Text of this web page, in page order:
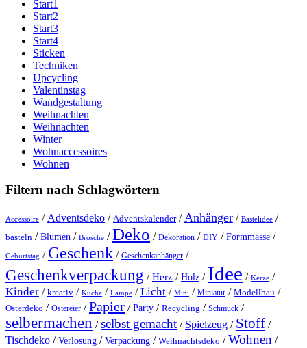
Start1
Start2
Start3
Start4
Sticken
Techniken
Upcycling
Valentinstag
Wandgestaltung
Weihnachten
Weihnachten
Winter
Wohnaccessoires
Wohnen
Filtern nach Schlagwörtern
Accessoire / Adventsdeko / Adventskalender/Anhänger / Bastelidee /
basteln /Blumen / Brosche /Deko / Dekoration / DIY /Formmasse /
Geburtstag / Geschenk / Geschenkanhänger /
Geschenkverpackung /Herz /Holz / Idee / Kerze /
Kinder / kreativ / Küche / Lampe /Licht / Mini / Miniatur / Modellbau /
Osterdeko / Ostereier /Papier /Party / Recycling / Schmuck /
selbermachen /selbst gemacht / Spielzeug / Stoff /
Tischdeko /Verlosung /Verpackung / Weihnachtsdeko /Wohnen /